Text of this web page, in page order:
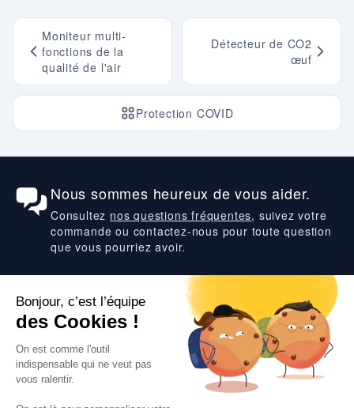
Moniteur multi-
fonctions de la
qualité de l'air
Protection COVID
Détecteur de CO2
œuf
Nous sommes heureux de vous aider.
Consultez nos questions fréquentes, suivez votre
commande ou contactez-nous pour toute question
que vous pourriez avoir.
Suivez-nous
VOS SERVICES